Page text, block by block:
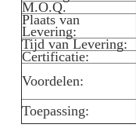
M.O.Q.
Plaats van
Levering:
Tijd van Levering:
Certificatie:
Voordelen:
Toepassing: